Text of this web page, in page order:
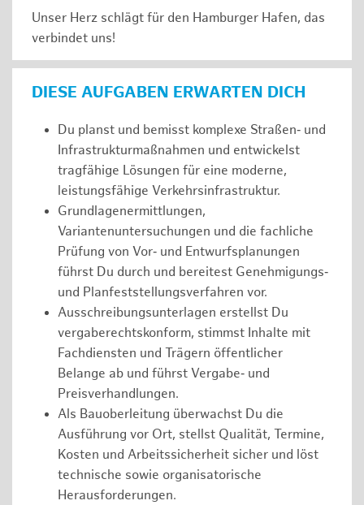
Unser Herz schlägt für den Hamburger Hafen, das
verbindet uns!
DIESE AUFGABEN ERWARTEN DICH
Du planst und bemisst komplexe Straßen‑ und
Infrastrukturmaßnahmen und entwickelst
tragfähige Lösungen für eine moderne,
leistungsfähige Verkehrsinfrastruktur.
Grundlagenermittlungen,
Variantenuntersuchungen und die fachliche
Prüfung von Vor‑ und Entwurfsplanungen
führst Du durch und bereitest Genehmigungs‑
und Planfeststellungsverfahren vor.
Ausschreibungsunterlagen erstellst Du
vergaberechtskonform, stimmst Inhalte mit
Fachdiensten und Trägern öffentlicher
Belange ab und führst Vergabe‑ und
Preisverhandlungen.
Als Bauoberleitung überwachst Du die
Ausführung vor Ort, stellst Qualität, Termine,
Kosten und Arbeitssicherheit sicher und löst
technische sowie organisatorische
Herausforderungen.